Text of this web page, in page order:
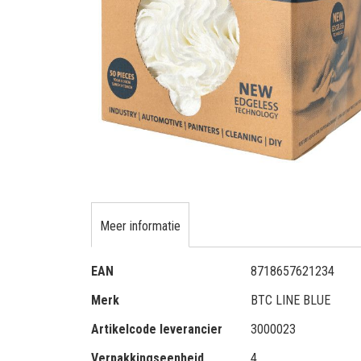
naar
begin
de
gallerij
Meer informatie
Meer
EAN
8718657621234
Merk
BTC LINE BLUE
Artikelcode leverancier
3000023